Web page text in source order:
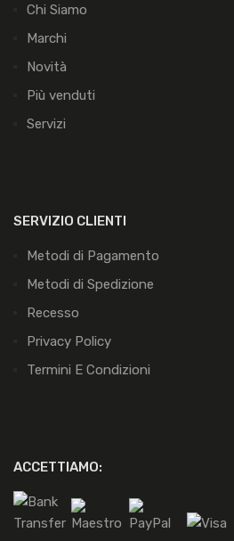
Chi Siamo
Marchi
Novità
Più venduti
Servizi
SERVIZIO CLIENTI
Metodi di Pagamento
Metodi di Spedizione
Recesso
Privacy Policy
Termini E Condizioni
ACCETTIAMO: